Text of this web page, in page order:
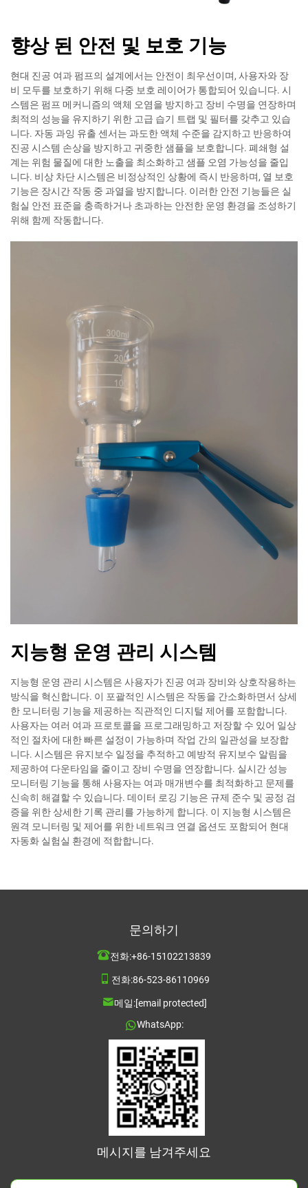
향상 된 안전 및 보호 기능
현대 진공 여과 펌프의 설계에서는 안전이 최우선이며, 사용자와 장
비 모두를 보호하기 위해 다중 보호 레이어가 통합되어 있습니다. 시
스템은 펌프 메커니즘의 액체 오염을 방지하고 장비 수명을 연장하며
최적의 성능을 유지하기 위한 고급 습기 트랩 및 필터를 갖추고 있습
니다. 자동 과잉 유출 센서는 과도한 액체 수준을 감지하고 반응하여
진공 시스템 손상을 방지하고 귀중한 샘플을 보호합니다. 폐쇄형 설
계는 위험 물질에 대한 노출을 최소화하고 샘플 오염 가능성을 줄입
니다. 비상 차단 시스템은 비정상적인 상황에 즉시 반응하며, 열 보호
기능은 장시간 작동 중 과열을 방지합니다. 이러한 안전 기능들은 실
험실 안전 표준을 충족하거나 초과하는 안전한 운영 환경을 조성하기
위해 함께 작동합니다.
지능형 운영 관리 시스템
지능형 운영 관리 시스템은 사용자가 진공 여과 장비와 상호작용하는
방식을 혁신합니다. 이 포괄적인 시스템은 작동을 간소화하면서 상세
한 모니터링 기능을 제공하는 직관적인 디지털 제어를 포함합니다.
사용자는 여러 여과 프로토콜을 프로그래밍하고 저장할 수 있어 일상
적인 절차에 대한 빠른 설정이 가능하며 작업 간의 일관성을 보장합
니다. 시스템은 유지보수 일정을 추적하고 예방적 유지보수 알림을
제공하여 다운타임을 줄이고 장비 수명을 연장합니다. 실시간 성능
모니터링 기능을 통해 사용자는 여과 매개변수를 최적화하고 문제를
신속히 해결할 수 있습니다. 데이터 로깅 기능은 규제 준수 및 공정 검
증을 위한 상세한 기록 관리를 가능하게 합니다. 이 지능형 시스템은
원격 모니터링 및 제어를 위한 네트워크 연결 옵션도 포함되어 현대
자동화 실험실 환경에 적합합니다.
문의하기
전화:+86-15102213839
전화:86-523-86110969
메일:[email protected]
WhatsApp:
메시지를 남겨주세요